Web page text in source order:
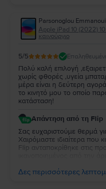
Parsonoglou
Apple iPad 10 (2022)
καινούργιο
5/5
Πολύ καλή επιλογή
χωρίς φθορές ,υγεία
μέρα είναι η δεύτερη
το κινητό μου το οποίο
κατάσταση!
Απάντηση από τη Flip
Σας ευχαριστούμε θερμά
Χαιρόμαστε ιδιαίτερα που
Flip ανταποκρίθηκε στις
μας να σας
Δες περισσότερες